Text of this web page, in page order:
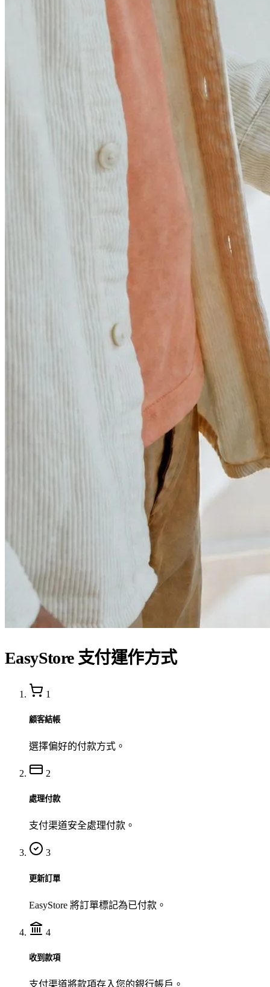
EasyStore 支付運作方式
1
顧客結帳
選擇偏好的付款方式。
2
處理付款
支付渠道安全處理付款。
3
更新訂單
EasyStore 將訂單標記為已付款。
4
收到款項
支付渠道將款項存入您的銀行帳戶。